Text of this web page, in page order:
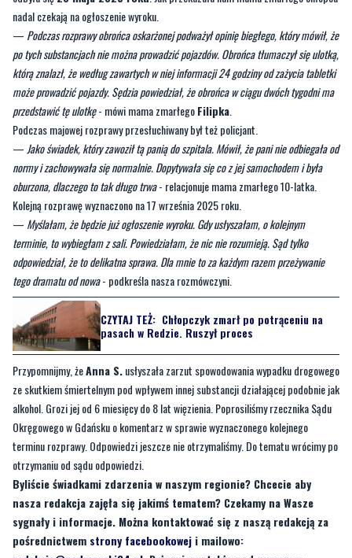
którą znalazł, że według zawartych w niej informacji 24 godziny od zażycia tabletki
może prowadzić pojazdy. Sędzia powiedział, że obrońca w ciągu dwóch tygodni ma
przedstawić tę ulotkę- mówi mama zmarłegoFilipka.
Podczas majowej rozprawy przesłuchiwany był też policjant.
—Jako świadek, który zawoził tą panią do szpitala. Mówił, że pani nie odbiegała od
normy i zachowywała się normalnie. Dopytywała się co z jej samochodem i była
oburzona, dlaczego to tak długo trwa- relacjonuje mama zmarłego 10-latka.
Kolejną rozprawę wyznaczono na 17 września 2025 roku.
—Myślałam, że będzie już ogłoszenie wyroku. Gdy usłyszałam, o kolejnym
terminie, to wybiegłam z sali. Powiedziałam, że nic nie rozumieją. Sąd tylko
odpowiedział, że to delikatna sprawa. Dla mnie to za każdym razem przeżywanie
tego dramatu od nowa- podkreśla nasza rozmówczyni.
CZYTAJ TEŻ: Chłopczyk zmarł po potrąceniu na
pasach w Redzie. Ruszył proces
Przypomnijmy, żeAnna S.usłyszała zarzut spowodowania wypadku drogowego
ze skutkiem śmiertelnym pod wpływem innej substancji działającej podobnie jak
alkohol. Grozi jej od 6 miesięcy do 8 lat więzienia. Poprosiliśmy rzecznika Sądu
Okręgowego w Gdańsku o komentarz w sprawie wyznaczonego kolejnego
terminu rozprawy. Odpowiedzi jeszcze nie otrzymaliśmy. Do tematu wrócimy po
otrzymaniu od sądu odpowiedzi.
Byliście świadkami zdarzenia w naszym regionie? Chcecie aby
nasza redakcja zajęła się jakimś tematem? Czekamy na Wasze
sygnały i informacje. Można kontaktować się z naszą redakcją za
pośrednictwemstrony facebookoweji mailowo:
redakcja@nadmorski24.pl. Dyżurujemy także pod numerem
telefonu 729 715 670.